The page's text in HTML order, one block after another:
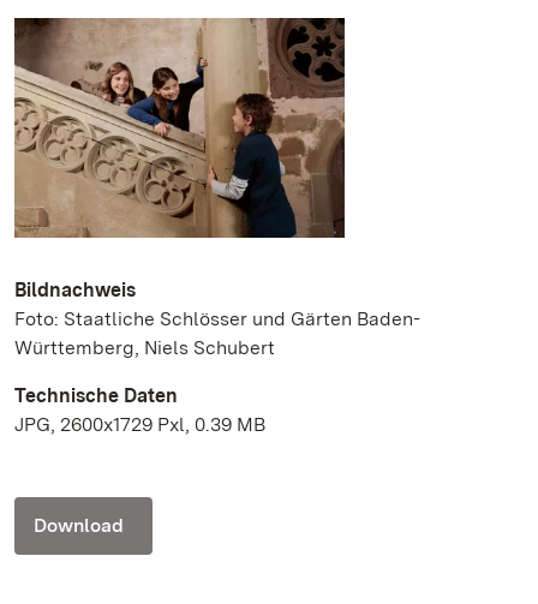
Bildnachweis
Foto: Staatliche Schlösser und Gärten Baden-
Württemberg, Niels Schubert
Technische Daten
JPG, 2600x1729 Pxl, 0.39 MB
Download